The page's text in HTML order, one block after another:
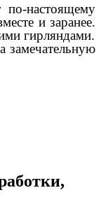
по-настоящему
и заранее.
гирляндами.
замечательную